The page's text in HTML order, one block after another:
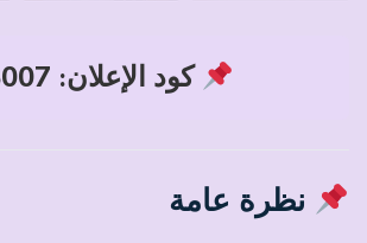
كود الإعلان: 18007
نظرة عامة